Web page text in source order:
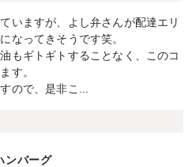
いますが、よし弁さんが配達エリ
なってきそうです笑。
もギトギトすることなく、このコ
す。
ので、是非こ...
ンバーグ